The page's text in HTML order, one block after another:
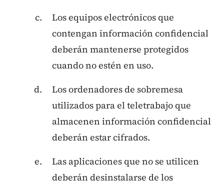
Los equipos electrónicos que
contengan información confidencial
deberán mantenerse protegidos
cuando no estén en uso.
Los ordenadores de sobremesa
utilizados para el teletrabajo que
almacenen información confidencial
deberán estar cifrados.
Las aplicaciones que no se utilicen
deberán desinstalarse de los